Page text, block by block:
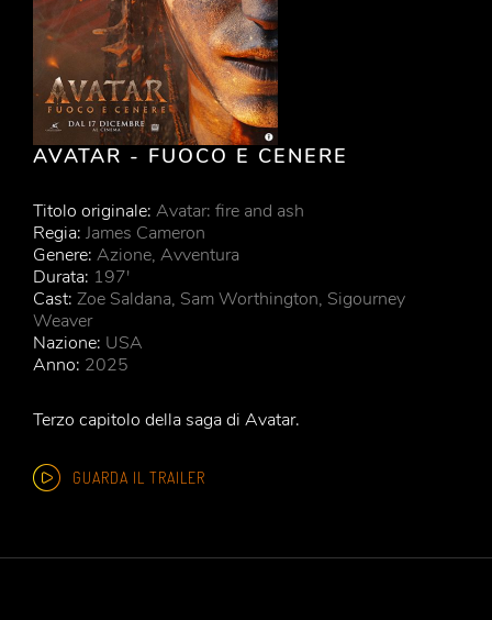
AVATAR - FUOCO E CENERE
Titolo originale: Avatar: fire and ash
Regia: James Cameron
Genere: Azione, Avventura
Durata: 197'
Cast: Zoe Saldana, Sam Worthington, Sigourney
Weaver
Nazione: USA
Anno: 2025
Terzo capitolo della saga di Avatar.
GUARDA IL TRAILER